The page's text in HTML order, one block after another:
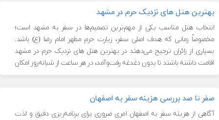
بهترین هتل های نزدیک حرم در مشهد
انتخاب هتل مناسب یکی از مهم‌ترین تصمیم‌ها در سفر به مشهد است؛
مخصوصاً زمانی که هدف اصلی سفر، زیارت حرم مطهر امام رضا (ع) باشد.
بسیاری از زائران ترجیح می‌دهند در بهترین هتل های نزدیک حرم در مشهد
اقامت داشته باشند تا بدون دغدغه رفت‌وآمد، در هر ساعت از شبانه‌روز امکان
صفر تا صد بررسی هزینه سفر به اصفهان
آگاهی از هزینه سفر به اصفهان امری ضروری برای برنامه‌ریزی دقیق و لذت